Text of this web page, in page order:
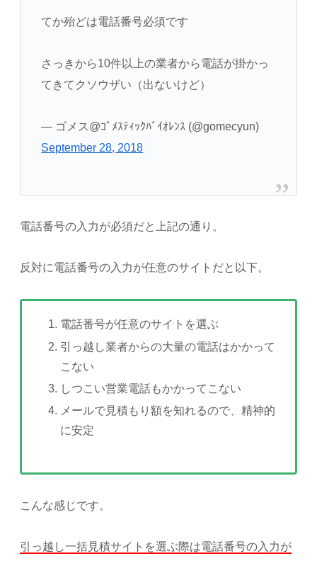
てか殆どは電話番号必須です
さっきから10件以上の業者から電話が掛かっ
てきてクソウザい（出ないけど）
— ゴメス@ｺﾞﾒｽﾃｨｯｸﾊﾞｲｵﾚﾝｽ (@gomecyun)
September 28, 2018
電話番号の入力が必須だと上記の通り。
反対に電話番号の入力が任意のサイトだと以下。
電話番号が任意のサイトを選ぶ
引っ越し業者からの大量の電話はかかって
こない
しつこい営業電話もかかってこない
メールで見積もり額を知れるので、精神的
に安定
こんな感じです。
引っ越し一括見積サイトを選ぶ際は電話番号の入力が